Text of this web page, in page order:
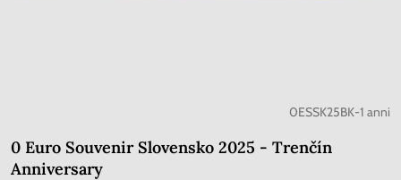
0ESSK25BK-1 anni
0 Euro Souvenir Slovensko 2025 - Trenčín
Anniversary